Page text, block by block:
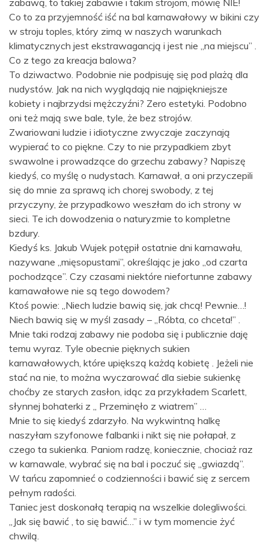
zabawą, to takiej zabawie i takim strojom, mówię NIE!
Co to za przyjemność iść na bal karnawałowy w bikini czy
w stroju toples, który zimą w naszych warunkach
klimatycznych jest ekstrawagancją i jest nie „na miejscu” .
Co z tego za kreacja balowa?
To dziwactwo. Podobnie nie podpisuję się pod plażą dla
nudystów. Jak na nich wyglądają nie najpiękniejsze
kobiety i najbrzydsi mężczyźni? Zero estetyki. Podobno
oni też mają swe bale, tyle, że bez strojów.
Zwariowani ludzie i idiotyczne zwyczaje zaczynają
wypierać to co piękne. Czy to nie przypadkiem zbyt
swawolne i prowadzące do grzechu zabawy? Napiszę
kiedyś, co myślę o nudystach. Karnawał, a oni przyczepili
się do mnie za sprawą ich chorej swobody, z tej
przyczyny, że przypadkowo weszłam do ich strony w
sieci. Te ich dowodzenia o naturyzmie to kompletne
bzdury.
Kiedyś ks. Jakub Wujek potępił ostatnie dni karnawału,
nazywane „mięsopustami”, określając je jako „od czarta
pochodzące”. Czy czasami niektóre niefortunne zabawy
karnawałowe nie są tego dowodem?
Ktoś powie: „Niech ludzie bawią się, jak chcą! Pewnie…!
Niech bawią się w myśl zasady – „Róbta, co chceta!” .
Mnie taki rodzaj zabawy nie podoba się i publicznie daję
temu wyraz. Tyle obecnie pięknych sukien
karnawałowych, które upiększą każdą kobietę . Jeżeli nie
stać na nie, to można wyczarować dla siebie sukienkę
choćby ze starych zasłon, idąc za przykładem Scarlett,
słynnej bohaterki z „ Przeminęło z wiatrem” …
Mnie to się kiedyś zdarzyło. Na wykwintną halkę
naszyłam szyfonowe falbanki i nikt się nie połapał, z
czego ta sukienka. Paniom radzę, koniecznie, chociaż raz
w karnawale, wybrać się na bal i poczuć się „gwiazdą”.
W tańcu zapomnieć o codzienności i bawić się z sercem
pełnym radości.
Taniec jest doskonałą terapią na wszelkie dolegliwości.
„Jak się bawić , to się bawić…” i w tym momencie żyć
chwilą.